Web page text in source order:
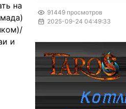
на
и
91449 просмотров
2025-09-24 04:49:33